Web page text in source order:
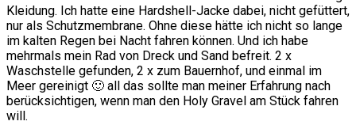
Kleidung. Ich hatte eine Hardshell-Jacke dabei, nicht gefüttert,
nur als Schutzmembrane. Ohne diese hätte ich nicht so lange
im kalten Regen bei Nacht fahren können. Und ich habe
mehrmals mein Rad von Dreck und Sand befreit. 2 x
Waschstelle gefunden, 2 x zum Bauernhof, und einmal im
Meer gereinigt 🙂 all das sollte man meiner Erfahrung nach
berücksichtigen, wenn man den Holy Gravel am Stück fahren
will.